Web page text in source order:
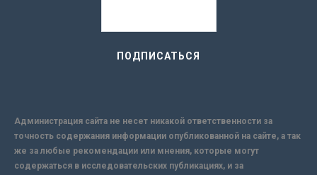
Администрация сайта не несет никакой ответственности за
точность содержания информации опубликованной на сайте, а так
же за любые рекомендации или мнения, которые могут
содержаться в исследовательских публикациях, и за